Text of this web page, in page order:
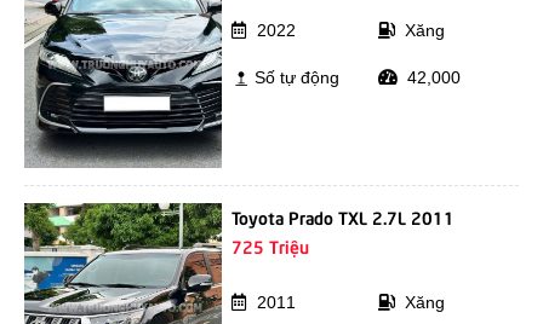
2022 Xăng
Số tự động 42,000
Toyota Prado TXL 2.7L 2011
725 Triệu
2011 Xăng